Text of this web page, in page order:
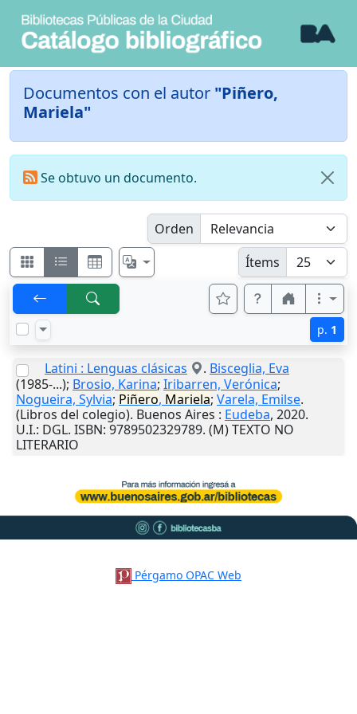
Documentos con el autor "Piñero,
Mariela"
Se obtuvo un documento.
Orden
Ítems
p. 1
Latini : Lenguas clásicas . Bisceglia, Eva
(1985-...); Brosio, Karina; Iribarren, Verónica;
Nogueira, Sylvia; Piñero, Mariela; Varela, Emilse.
(Libros del colegio). Buenos Aires : Eudeba, 2020.
U.I.: DGL. ISBN: 9789502329789. (M) TEXTO NO
LITERARIO
Pérgamo OPAC Web